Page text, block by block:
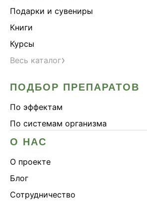
Подарки и сувениры
Книги
Курсы
Весь каталог›
ПОДБОР ПРЕПАРАТОВ
По эффектам
По системам организма
О НАС
О проекте
Блог
Сотрудничество